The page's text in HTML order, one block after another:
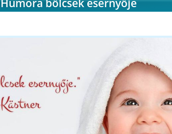
Humora bölcsek esernyője